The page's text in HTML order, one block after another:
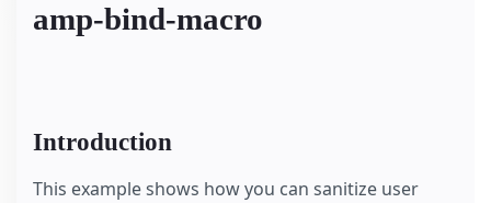
amp-bind-macro
Introduction
This example shows how you can sanitize user